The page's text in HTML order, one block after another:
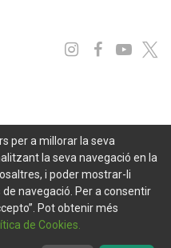
Instagram
per a millorar la seva
la seva navegació en la
i poder mostrar-li
navegació. Per a consentir
Pot obtenir més
de Cookies.